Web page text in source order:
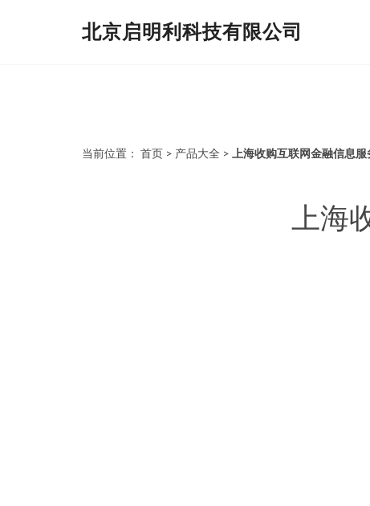
北京启明利科技有限公司
当前位置： 首页 > 产品大全 > 上海收购互联网金融信息
上海